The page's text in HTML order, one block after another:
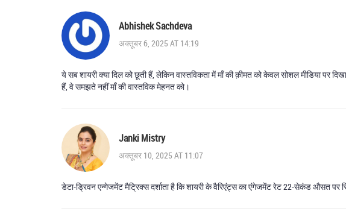
Abhishek Sachdeva
अक्तूबर 6, 2025 AT 14:19
ये सब शायरी क्या दिल को छूती हैं, लेकिन वास्तविकता में माँ की क़ीमत को केवल सोशल मीडिया पर
हैं, वे समझते नहीं माँ की वास्तविक मेहनत को।
Janki Mistry
अक्तूबर 10, 2025 AT 11:07
डेटा‑ड्रिवन एन्गेजमेंट मैट्रिक्स दर्शाता है कि शायरी के वैरिएंट्स का एंगेजमेंट रेट 22‑सेकंड औसत